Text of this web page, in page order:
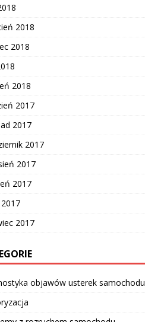
2018
2018
2018
2017
2017
2017
2017
2017
2017
objawów usterek samochodu